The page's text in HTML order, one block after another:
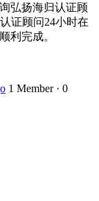
弘扬海归认证顾
证顾问24小时在
利完成。
1 Member · 0